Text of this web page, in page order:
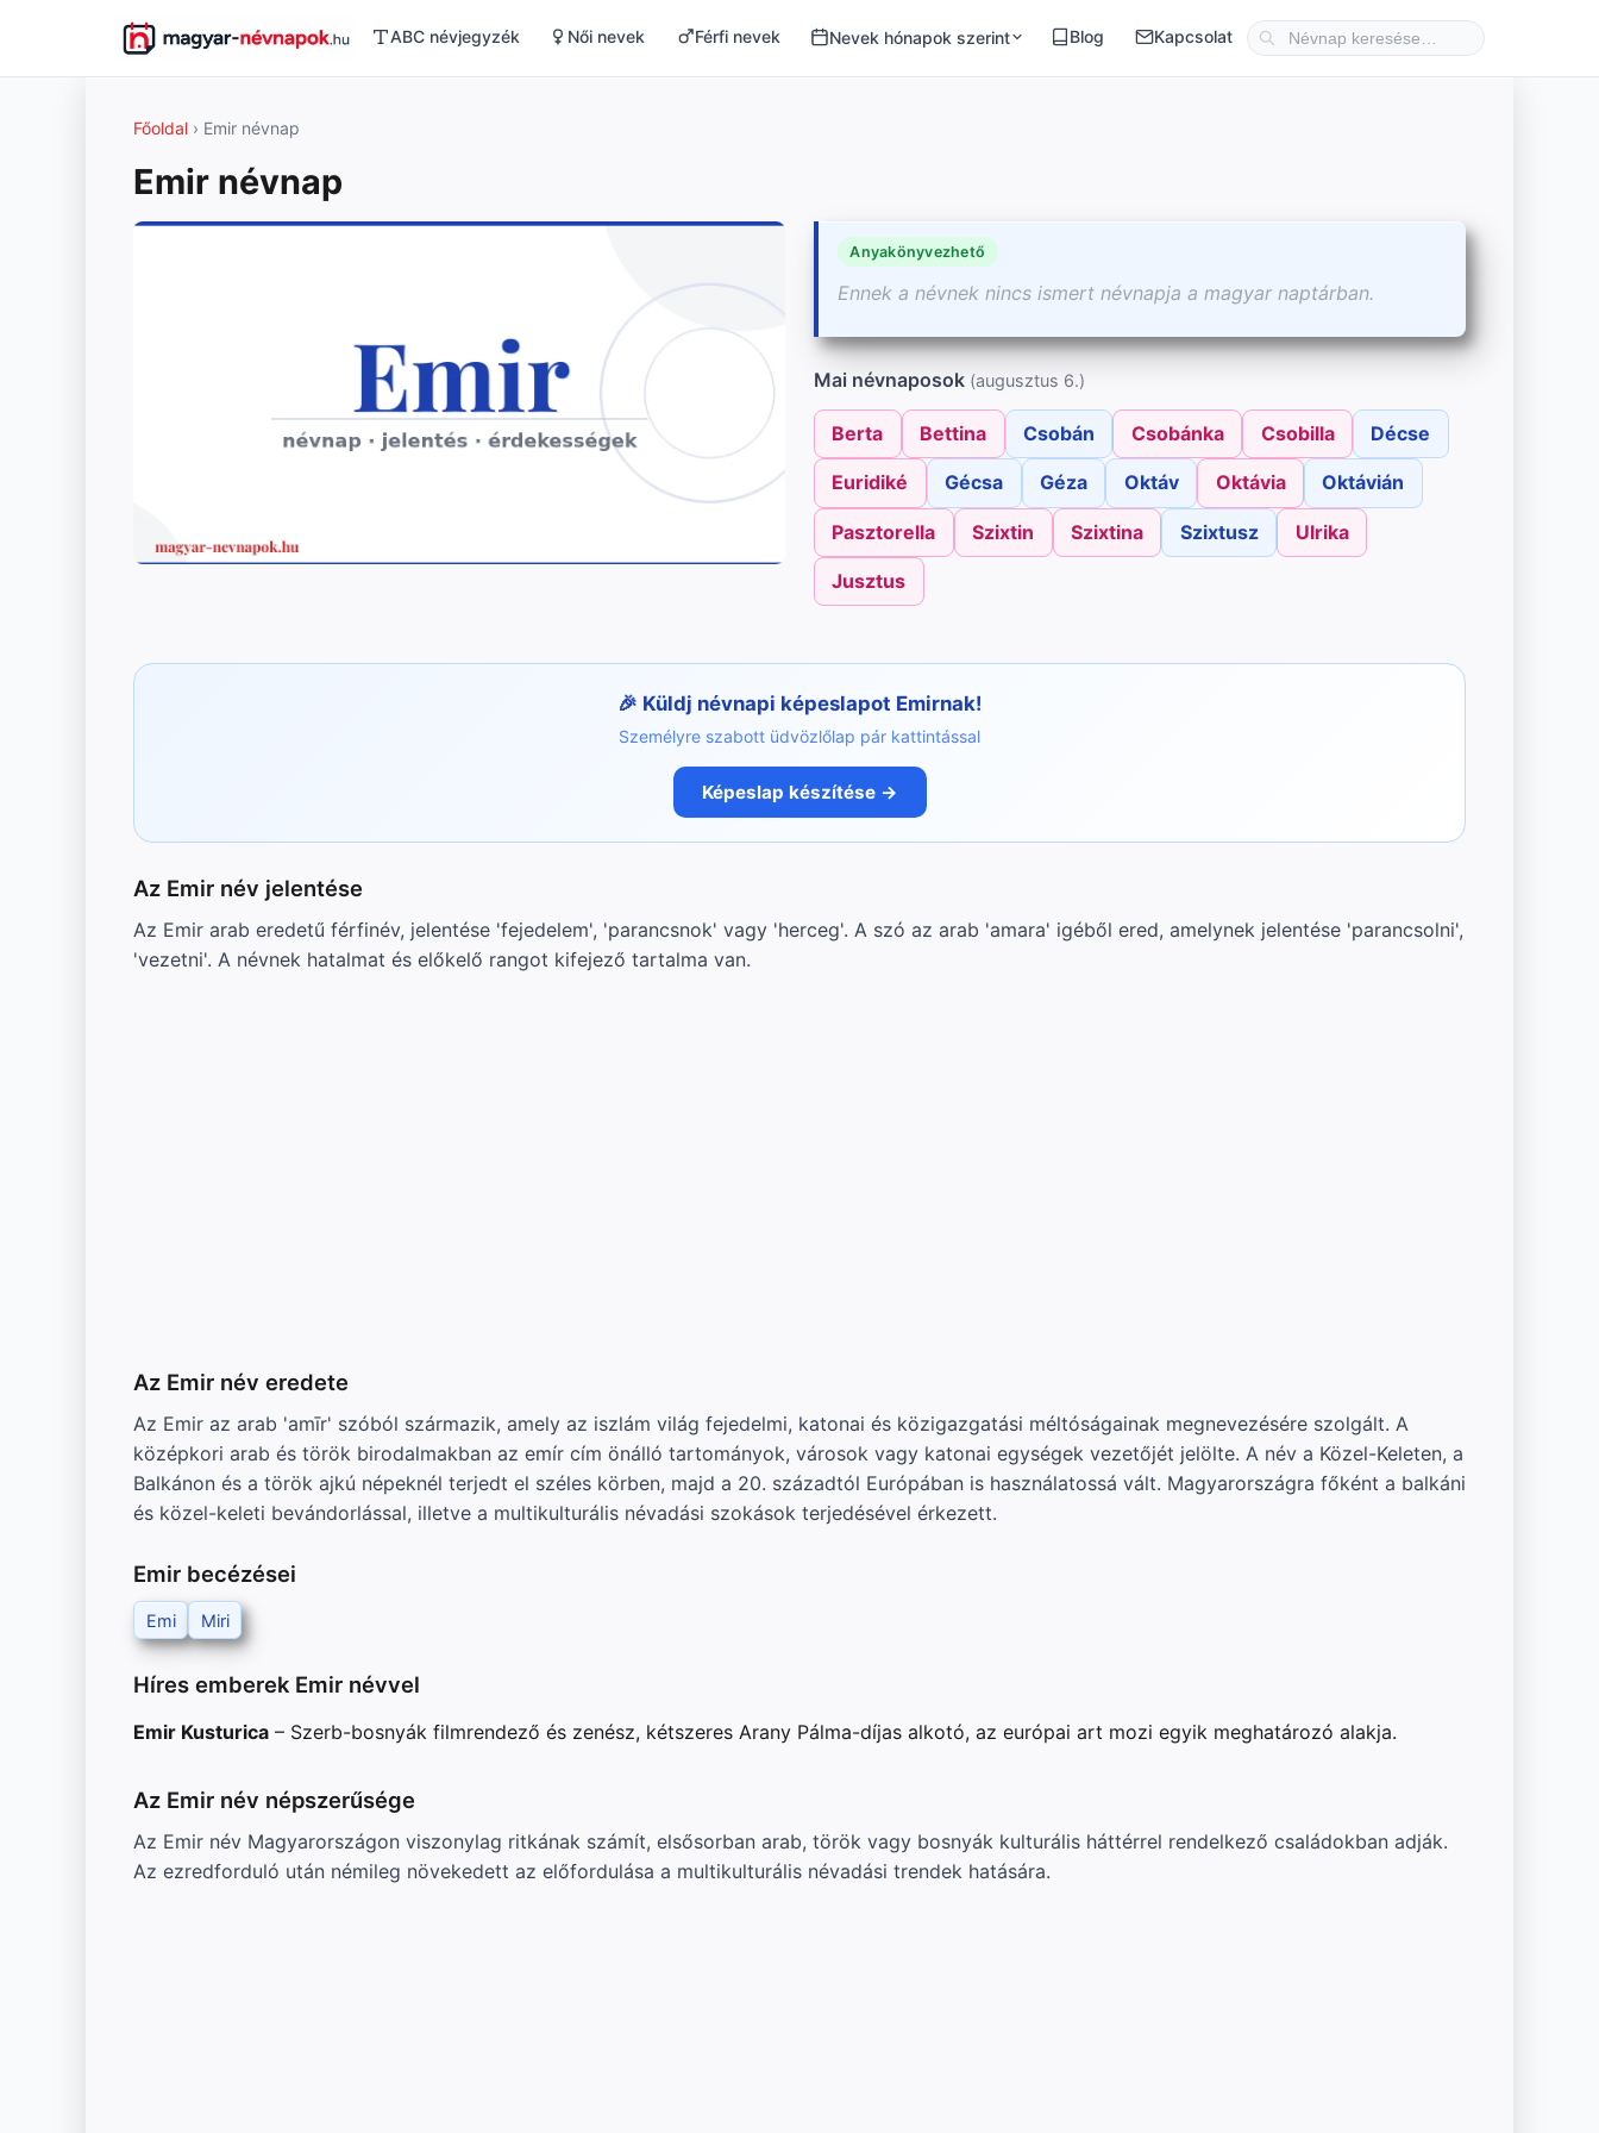
ABC névjegyzék Női nevek Férfi nevek Nevek hónapok szerint Blog Kapcsolat
Főoldal › Emir névnap
Emir névnap
Anyakönyvezhető
Ennek a névnek nincs ismert névnapja a magyar naptárban.
Mai névnaposok (augusztus 6.)
Berta Bettina Csobán Csobánka Csobilla Décse
Euridiké Gécsa Géza Oktáv Oktávia Oktávián
Pasztorella Szixtin Szixtina Szixtusz Ulrika
Jusztus
Küldj névnapi képeslapot Emirnak!
Személyre szabott üdvözlőlap pár kattintással
Képeslap készítése →
Az Emir név jelentése
Az Emir arab eredetű férfinév, jelentése 'fejedelem', 'parancsnok' vagy 'herceg'. A szó az arab 'amara' igéből ered, amelynek jelentése 'parancsolni',
'vezetni'. A névnek hatalmat és előkelő rangot kifejező tartalma van.
Az Emir név eredete
Az Emir az arab 'amīr' szóból származik, amely az iszlám világ fejedelmi, katonai és közigazgatási méltóságainak megnevezésére szolgált. A
középkori arab és török birodalmakban az emír cím önálló tartományok, városok vagy katonai egységek vezetőjét jelölte. A név a Közel-Keleten, a
Balkánon és a török ajkú népeknél terjedt el széles körben, majd a 20. századtól Európában is használatossá vált. Magyarországra főként a balkáni
és közel-keleti bevándorlással, illetve a multikulturális névadási szokások terjedésével érkezett.
Emir becézései
Emi Miri
Híres emberek Emir névvel
Emir Kusturica – Szerb-bosnyák filmrendező és zenész, kétszeres Arany Pálma-díjas alkotó, az európai art mozi egyik meghatározó alakja.
Az Emir név népszerűsége
Az Emir név Magyarországon viszonylag ritkának számít, elsősorban arab, török vagy bosnyák kulturális háttérrel rendelkező családokban adják.
Az ezredforduló után némileg növekedett az előfordulása a multikulturális névadási trendek hatására.